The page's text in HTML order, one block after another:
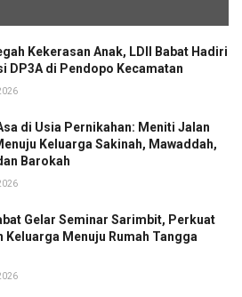
Kekerasan Anak, LDII Babat Hadiri
DP3A di Pendopo Kecamatan
di Usia Pernikahan: Meniti Jalan
Keluarga Sakinah, Mawaddah,
Barokah
Gelar Seminar Sarimbit, Perkuat
Keluarga Menuju Rumah Tangga